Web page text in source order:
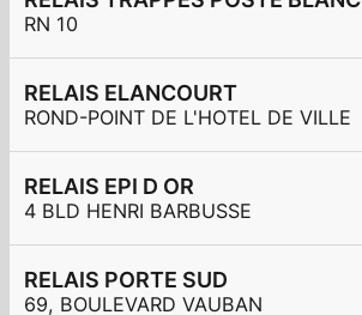
RN 10
RELAIS ELANCOURT
ROND-POINT DE L'HOTEL DE VILLE
RELAIS EPI D OR
4 BLD HENRI BARBUSSE
RELAIS PORTE SUD
69, BOULEVARD VAUBAN